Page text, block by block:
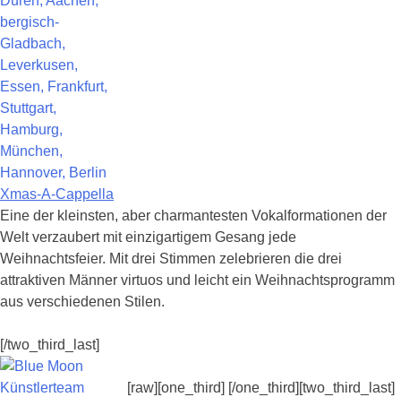
Xmas-A-Cappella
Eine der kleinsten, aber charmantesten Vokalformationen der
Welt verzaubert mit einzigartigem Gesang jede
Weihnachtsfeier. Mit drei Stimmen zelebrieren die drei
attraktiven Männer virtuos und leicht ein Weihnachtsprogramm
aus verschiedenen Stilen.
[/two_third_last]
[raw][one_third] [/one_third][two_third_last]